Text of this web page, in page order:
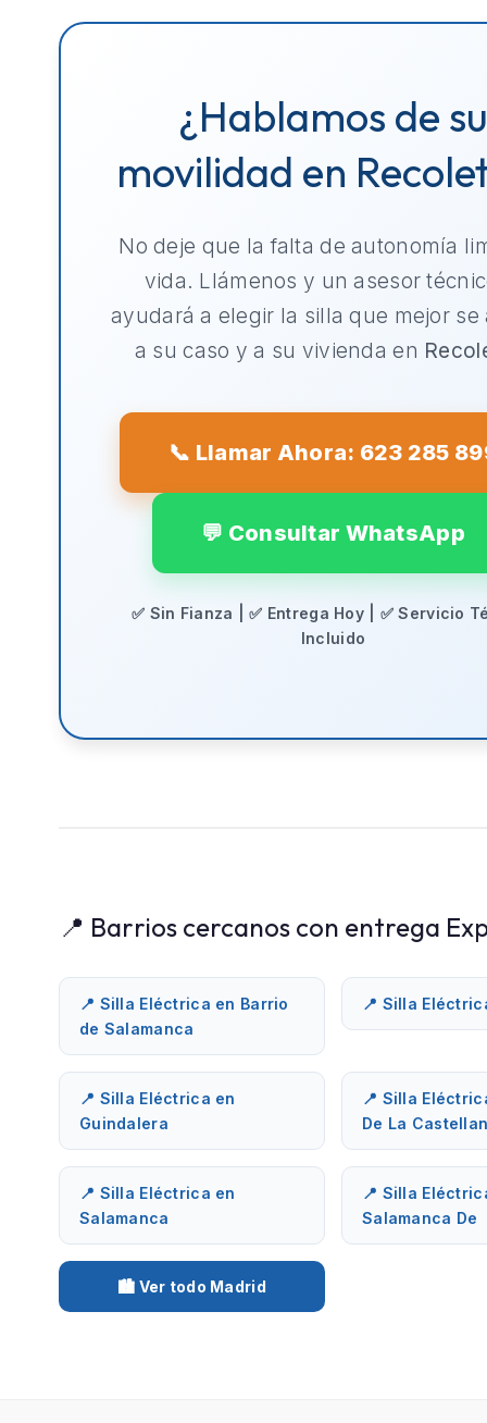
¿Hablamos de su
movilidad en
No deje que la falta de autonomía
vida. Llámenos y un asesor
ayudará a elegir la silla que mejor se
a su caso y a su vivienda en
📞 Llamar Ahora: 623 285
💬 Consultar WhatsApp
✅ Sin Fianza | ✅ Entrega Hoy | ✅ Servicio
Incluido
📍 Barrios cercanos con entrega
📍 Silla Eléctrica en Barrio
de Salamanca
📍 Silla
📍 Silla Eléctrica en
Guindalera
📍 Silla
De La
📍 Silla Eléctrica en
Salamanca
📍 Silla
Salamanca De
🏙️ Ver todo Madrid